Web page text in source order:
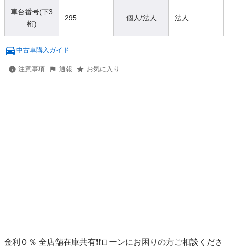
車台番号(下3
桁)
295 個人/法人 法人
中古車購入ガイド
注意事項 通報 お気に入り
金利０％ 全店舗在庫共有❗️❗️ローンにお困りの方ご相談くださ